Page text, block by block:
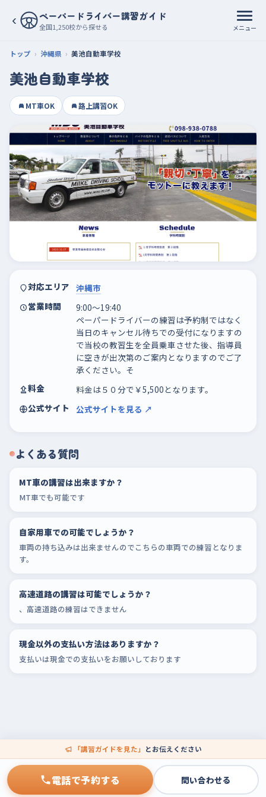
‹ ペーパードライバー講習ガイド
全国1,250校から探せる メニュー
トップ 沖縄県 美池自動車学校
美池自動車学校
MT車OK 路上講習OK
対応エリア 沖縄市
営業時間
9:00～19:40
ペーパードライバーの練習は予約制ではなく
当日のキャンセル待ちでの受付になりますの
で当校の教習生を全員乗車させた後、指導員
に空きが出次第のご案内となりますのでご了
承ください。そ
料金
料金は５０分で￥5,500となります。
公式サイト
公式サイトを見る ↗
よくある質問
MT車の講習は出来ますか？
MT車でも可能です
自家用車での可能でしょうか？
車両の持ち込みは出来ませんのでこちらの車両での練習となりま
す。
高速道路の講習は可能でしょうか？
、高速道路の練習はできません
現金以外の支払い方法はありますか？
支払いは現金での支払いをお願いしております
「講習ガイドを見た」 とお伝えください
電話で予約する 問い合わせる